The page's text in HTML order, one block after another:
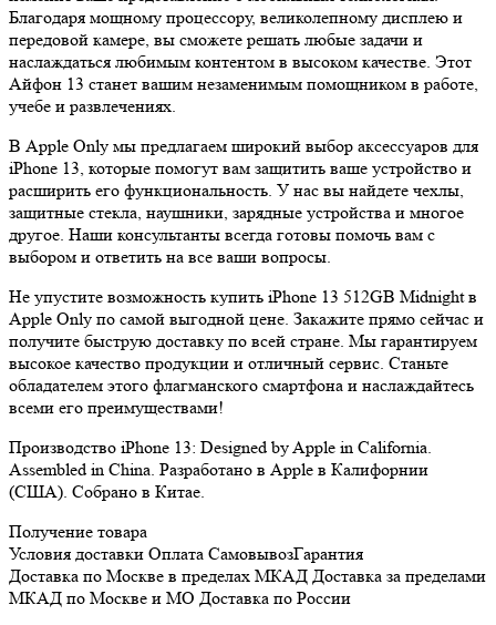
Благодаря мощному процессору, великолепному дисплею и
передовой камере, вы сможете решать любые задачи и
наслаждаться любимым контентом в высоком качестве. Этот
Айфон 13 станет вашим незаменимым помощником в работе,
учебе и развлечениях.
В Apple Only мы предлагаем широкий выбор аксессуаров для
iPhone 13, которые помогут вам защитить ваше устройство и
расширить его функциональность. У нас вы найдете чехлы,
защитные стекла, наушники, зарядные устройства и многое
другое. Наши консультанты всегда готовы помочь вам с
выбором и ответить на все ваши вопросы.
Не упустите возможность купить iPhone 13 512GB Midnight в
Apple Only по самой выгодной цене. Закажите прямо сейчас и
получите быструю доставку по всей стране. Мы гарантируем
высокое качество продукции и отличный сервис. Станьте
обладателем этого флагманского смартфона и наслаждайтесь
всеми его преимуществами!
Производство iPhone 13: Designed by Apple in California.
Assembled in China. Разработано в Apple в Калифорнии
(США). Собрано в Китае.
Получение товара
Условия доставки Оплата СамовывозГарантия
Доставка по Москве в пределах МКАД Доставка за пределами
МКАД по Москве и МО Доставка по России